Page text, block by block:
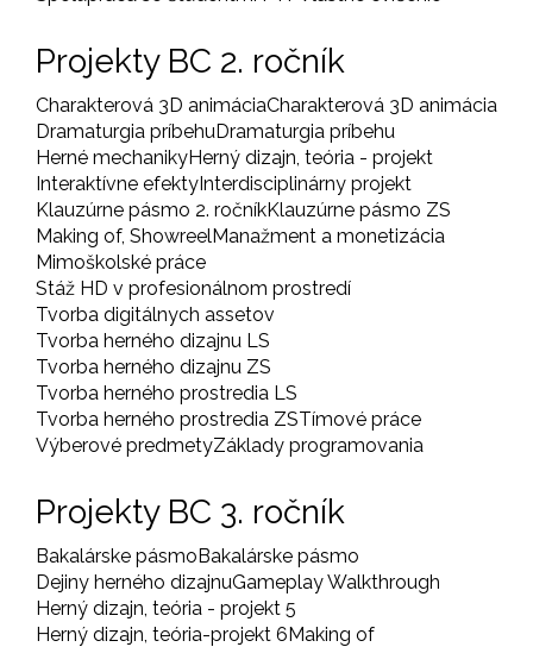
Projekty BC 2. ročník
Charakterová 3D animáciaCharakterová 3D animácia
Dramaturgia príbehuDramaturgia príbehu
Herné mechanikyHerný dizajn, teória - projekt
Interaktívne efektyInterdisciplinárny projekt
Klauzúrne pásmo 2. ročníkKlauzúrne pásmo ZS
Making of, ShowreelManažment a monetizácia
Mimoškolské práce
Stáž HD v profesionálnom prostredí
Tvorba digitálnych assetov
Tvorba herného dizajnu LS
Tvorba herného dizajnu ZS
Tvorba herného prostredia LS
Tvorba herného prostredia ZSTímové práce
Výberové predmetyZáklady programovania
Projekty BC 3. ročník
Bakalárske pásmoBakalárske pásmo
Dejiny herného dizajnuGameplay Walkthrough
Herný dizajn, teória - projekt 5
Herný dizajn, teória-projekt 6Making of